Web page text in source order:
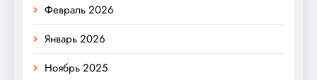
Февраль 2026
Январь 2026
Ноябрь 2025